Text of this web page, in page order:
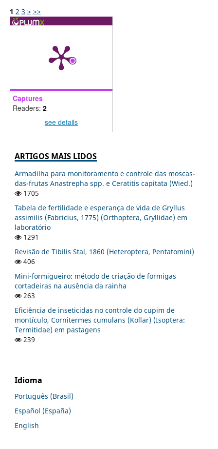
1 2 3 > >>
Captures
Readers: 2
see details
ARTIGOS MAIS LIDOS
Armadilha para monitoramento e controle das moscas-
das-frutas Anastrepha spp. e Ceratitis capitata (Wied.)
1705
Tabela de fertilidade e esperança de vida de Gryllus
assimilis (Fabricius, 1775) (Orthoptera, Gryllidae) em
laboratório
1291
Revisão de Tibilis Stal, 1860 (Heteroptera, Pentatomini)
406
Mini-formigueiro: método de criação de formigas
cortadeiras na ausência da rainha
263
Eficiência de inseticidas no controle do cupim de
montículo, Cornitermes cumulans (Kollar) (Isoptera:
Termitidae) em pastagens
239
Idioma
Português (Brasil)
Español (España)
English